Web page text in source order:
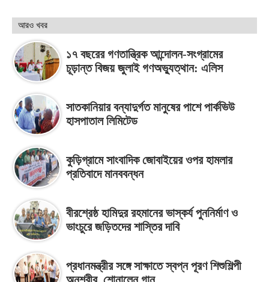
আরও খবর
১৭ বছরের গণতান্ত্রিক আন্দোলন-সংগ্রামের
চূড়ান্ত বিজয় জুলাই গণঅভ্যুত্থান: এলিস
সাতকানিয়ার বন্যাদুর্গত মানুষের পাশে পার্কভিউ
হাসপাতাল লিমিটেড
কুড়িগ্রামে সাংবাদিক জোবাইয়ের ওপর হামলার
প্রতিবাদে মানববন্ধন
বীরশ্রেষ্ঠ হামিদুর রহমানের ভাস্কর্য পুননির্মাণ ও
ভাংচুরে জড়িতদের শাস্তির দাবি
প্রধানমন্ত্রীর সঙ্গে সাক্ষাতে স্বপ্ন পূরণ শিশুশিল্পী